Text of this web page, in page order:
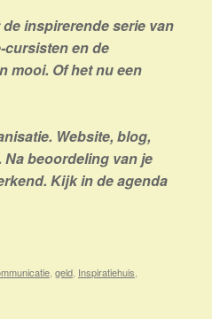
inspirerende serie van
cursisten en de
mooi. Of het nu een
Website, blog,
beoordeling van je
Kijk in de agenda
geld Inspiratiehuis